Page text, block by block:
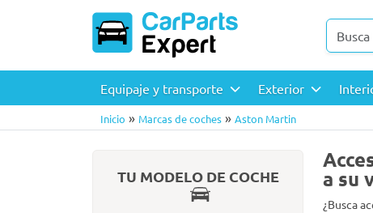
Equipaje y transporte Exterior
Inicio » Marcas de coches » Aston Martin
TU MODELO DE COCHE a su
¿Busca